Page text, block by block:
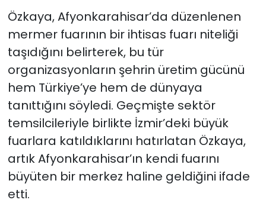
Özkaya, Afyonkarahisar’da düzenlenen
mermer fuarının bir ihtisas fuarı niteliği
taşıdığını belirterek, bu tür
organizasyonların şehrin üretim gücünü
hem Türkiye’ye hem de dünyaya
tanıttığını söyledi. Geçmişte sektör
temsilcileriyle birlikte İzmir’deki büyük
fuarlara katıldıklarını hatırlatan Özkaya,
artık Afyonkarahisar’ın kendi fuarını
büyüten bir merkez haline geldiğini ifade
etti.